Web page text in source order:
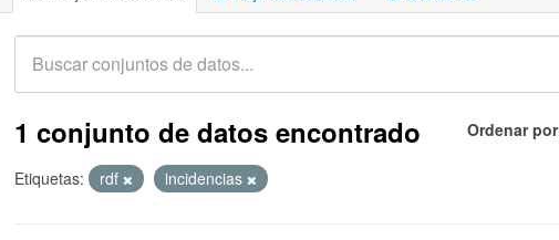
Ordenar por
1 conjunto de datos encontrado
Etiquetas: rdf incidencias